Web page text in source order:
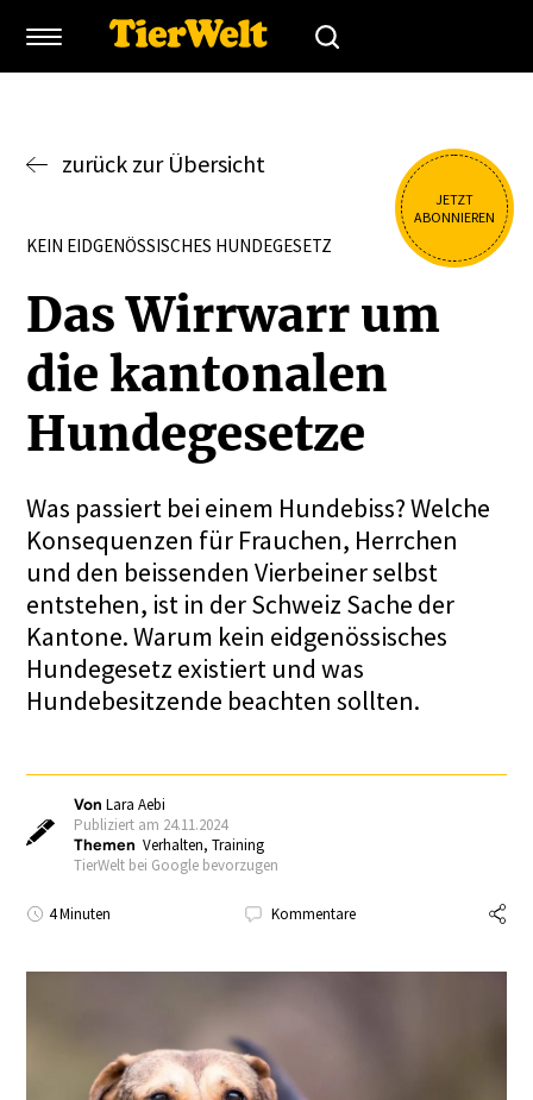
JETZT
ABONNIEREN
zurück zur Übersicht
KEIN EIDGENÖSSISCHES HUNDEGESETZ
Das Wirrwarr um
die kanto­nalen
Hunde­ge­setze
Was passiert bei einem Hundebiss? Welche
Konsequenzen für Frauchen, Herrchen
und den beissenden Vierbeiner selbst
entstehen, ist in der Schweiz Sache der
Kantone. Warum kein eidgenössisches
Hundegesetz existiert und was
Hundebesitzende beachten sollten.
VonLara Aebi
Publiziert am 24.11.2024
Themen Verhalten,Training
TierWelt bei Google bevorzugen
4 Minuten Kommentare